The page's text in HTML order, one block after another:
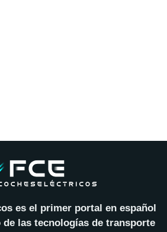
es el primer portal en español
de las tecnologías de transporte